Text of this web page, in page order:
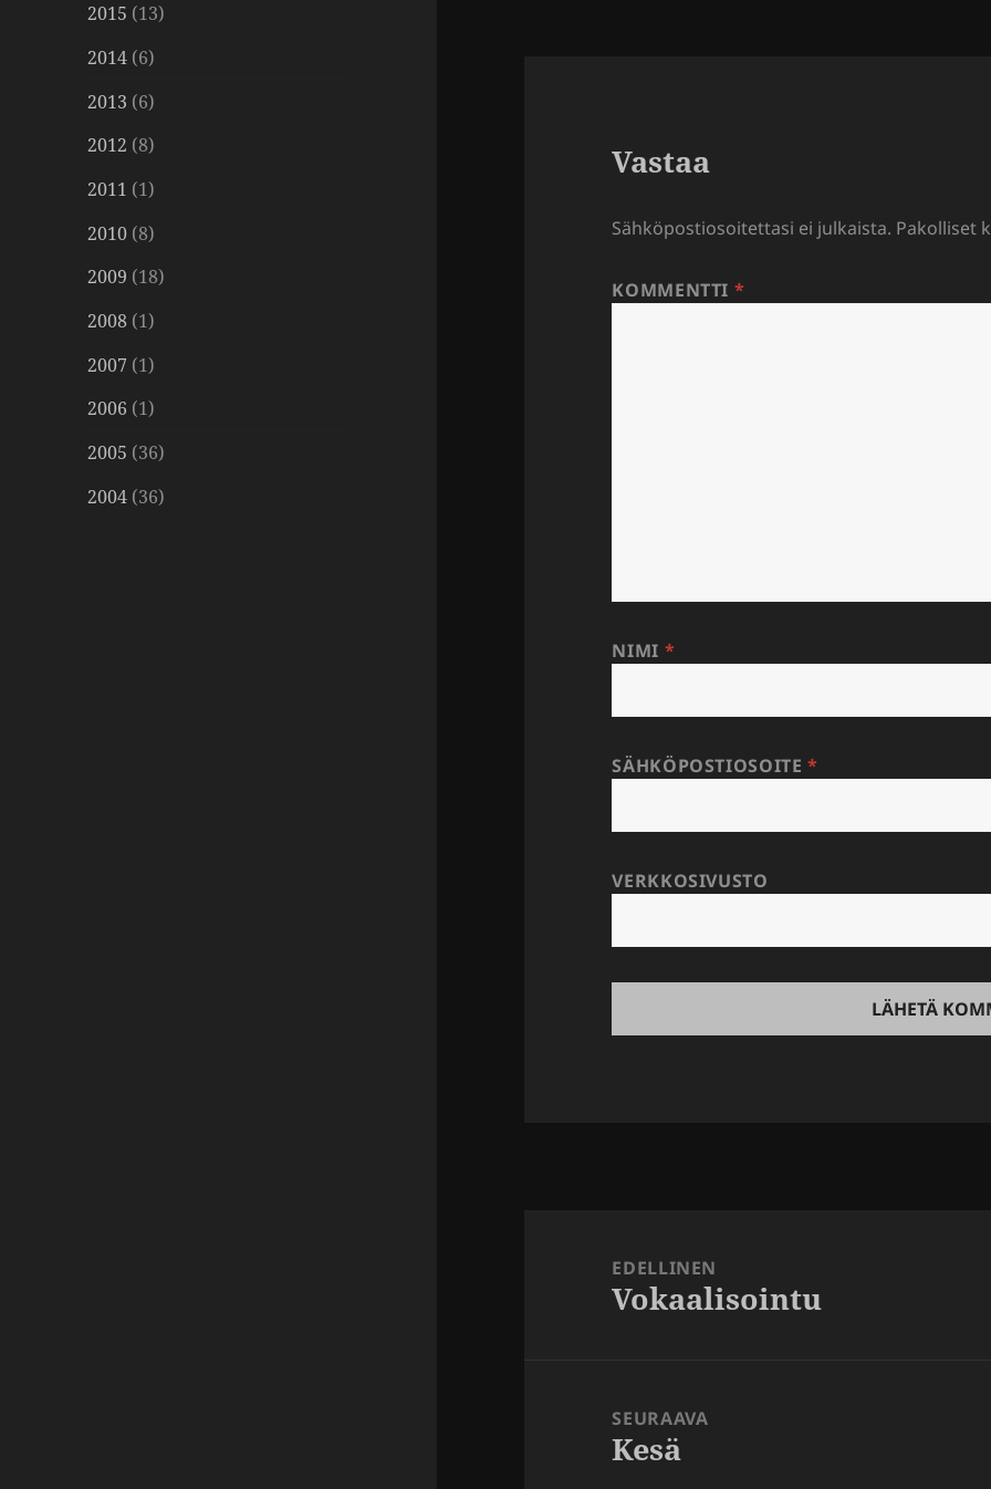
2015 (13)
2014 (6)
2013 (6)
2012 (8)
2011 (1)
2010 (8)
2009 (18)
2008 (1)
2007 (1)
2006 (1)
2005 (36)
2004 (36)
Vastaa
Sähköpostiosoitettasi ei julkaista. Pakolliset
KOMMENTTI *
NIMI *
SÄHKÖPOSTIOSOITE*
VERKKOSIVUSTO
EDELLINEN
Edellinen
Vokaalisointu
SEURAAVA
Seuraava
Kesä